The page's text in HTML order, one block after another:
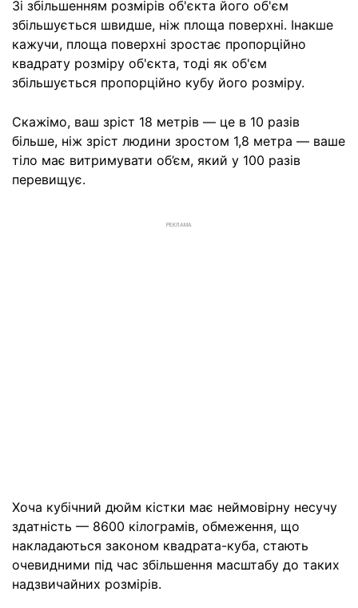
Зі збільшенням розмірів об'єкта його об'єм
збільшується швидше, ніж площа поверхні. Інакше
кажучи, площа поверхні зростає пропорційно
квадрату розміру об'єкта, тоді як об'єм
збільшується пропорційно кубу його розміру.
Скажімо, ваш зріст 18 метрів — це в 10 разів
більше, ніж зріст людини зростом 1,8 метра — ваше
тіло має витримувати об’єм, який у 100 разів
перевищує.
РЕКЛАМА
Хоча кубічний дюйм кістки має неймовірну несучу
здатність — 8600 кілограмів, обмеження, що
накладаються законом квадрата-куба, стають
очевидними під час збільшення масштабу до таких
надзвичайних розмірів.